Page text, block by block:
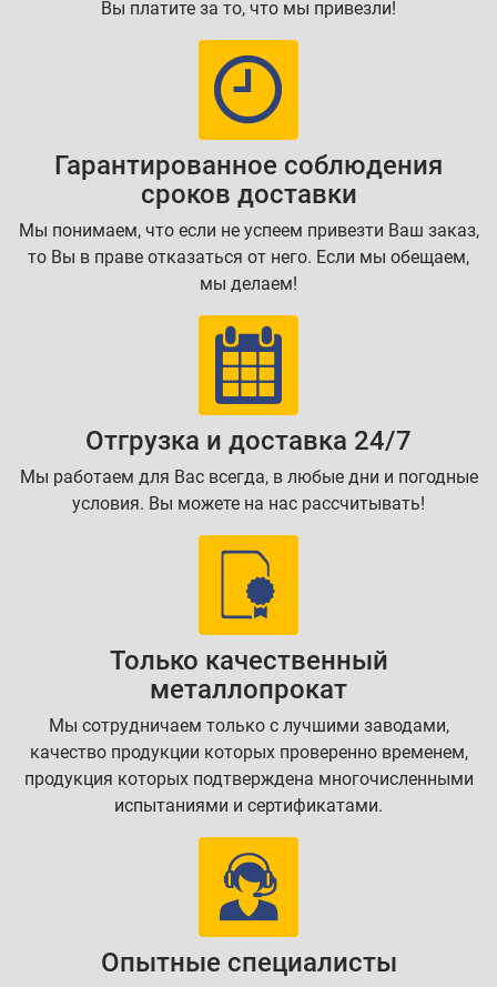
Вы платите за то, что мы привезли!
Гарантированное соблюдения
сроков доставки
Мы понимаем, что если не успеем привезти Ваш заказ,
то Вы в праве отказаться от него. Если мы обещаем,
мы делаем!
Отгрузка и доставка 24/7
Мы работаем для Вас всегда, в любые дни и погодные
условия. Вы можете на нас рассчитывать!
Только качественный
металлопрокат
Мы сотрудничаем только с лучшими заводами,
качество продукции которых проверенно временем,
продукция которых подтверждена многочисленными
испытаниями и сертификатами.
Опытные специалисты